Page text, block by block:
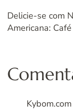
Delicie-se com
Americana:
Kybom.com